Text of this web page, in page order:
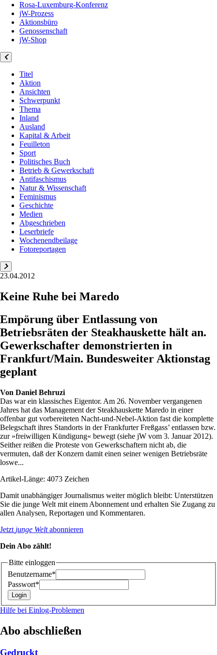
Rosa-Luxemburg-Konferenz
jW-Prozess
Aktionsbüro
Genossenschaft
jW-Shop
Titel
Aktion
Ansichten
Schwerpunkt
Thema
Inland
Ausland
Kapital & Arbeit
Feuilleton
Sport
Politisches Buch
Betrieb & Gewerkschaft
Antifaschismus
Natur & Wissenschaft
Feminismus
Geschichte
Medien
Abgeschrieben
Leserbriefe
Wochenendbeilage
Fotoreportagen
23.04.2012
Keine Ruhe bei Maredo
Empörung über Entlassung von
Betriebsräten der Steakhauskette hält an.
Gewerkschafter ­demonstrierten in
Frankfurt/Main. Bundesweiter Aktionstag
geplant
Von Daniel Behruzi
Das war ein klassisches Eigentor. Am 26. November vergangenen
Jahres hat das Management der Steakhauskette Maredo in einer
offenbar gut vorbereiteten Nacht-und-Nebel-Aktion fast die komplette
Belegschaft ihres Standorts in der Frankfurter Freßgass’ entlassen bzw.
zur »freiwilligen Kündigung« bewegt (siehe jW vom 3. Januar 2012).
Seither reißen die Proteste von Gewerkschaftern nicht ab, die
vermuten, daß der Konzern damit einen seiner wenigen Betriebsräte
loswe...
Artikel-Länge: 4073 Zeichen
Damit unabhängiger Journalismus weiter möglich bleibt: Unterstützen
Sie die junge Welt mit einem Abonnement und erhalten Sie Zugang zu
allen Analysen, Reportagen und Kommentaren.
Jetzt junge Weltabonnieren
Dein Abo zählt!
Bitte einloggen
Benutzername*
Passwort*
Hilfe bei Einlog-Problemen
Abo abschließen
Gedruckt